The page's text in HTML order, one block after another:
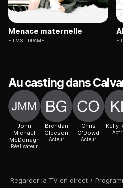
Regarder la TV en direct /
Menace maternelle
FILMS DRAME
Au casting dans
John
Michael
McDonagh
Réalisateur
Brendan
Gleeson
Acteur
Chris
O'Dowd
Acteur
Kelly